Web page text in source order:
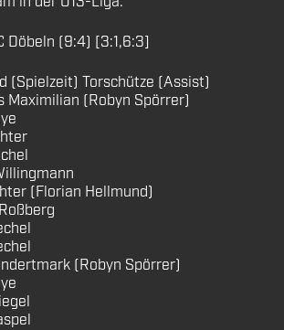
Döbeln (9:4) [3:1,6:3]
(Spielzeit) Torschütze (Assist)
Maximilian (Robyn Spörrer)
(Florian Hellmund)
(Robyn Spörrer)